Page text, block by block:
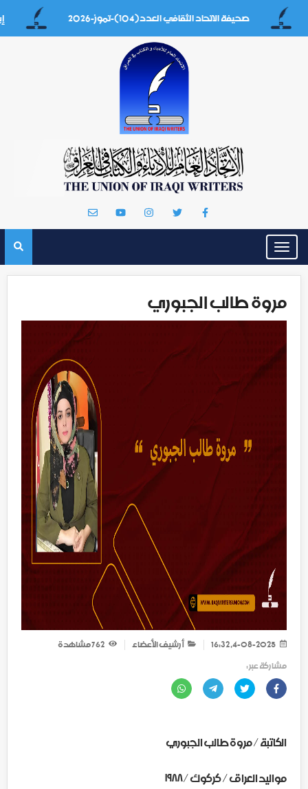
صحيفة الاتحاد الثقافي العدد(104)-تموز-2026 إيه بغداد
Toggle
navigation
مروة طالب الجبوري
أرشيف الأعضاء 762
مشاهدة
مشاركة عبر :
الكاتبة / مروة طالب الجبوري
مواليد العراق / كركوك /١٩٨٨